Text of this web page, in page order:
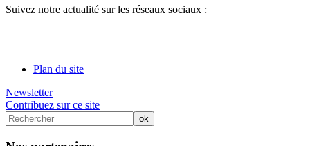
Suivez notre actualité sur les réseaux sociaux :
Plan du site
Newsletter
Contribuez sur ce site